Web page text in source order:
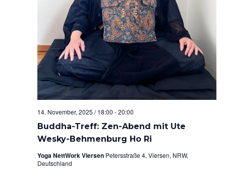
Buddha-Treff: Zen-Abend mit Ute
Wesky-Behmenburg Ho Ri
14. November, 2025 / 18:00 -20:00
Yoga NettWork Viersen Petersstraße 4, Viersen, NRW,
Deutschland